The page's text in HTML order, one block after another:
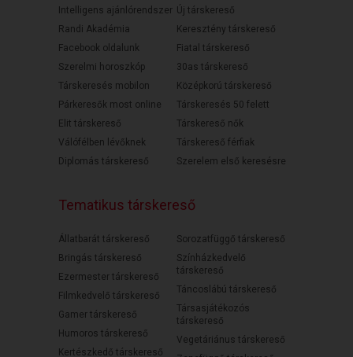
Intelligens ajánlórendszer
Randi Akadémia
Facebook oldalunk
Szerelmi horoszkóp
Társkeresés mobilon
Párkeresők most online
Elit társkereső
Válófélben lévőknek
Diplomás társkereső
Új társkereső
Keresztény társkereső
Fiatal társkereső
30as társkereső
Középkorú társkereső
Társkeresés 50 felett
Társkereső nők
Társkereső férfiak
Szerelem első keresésre
Tematikus társkereső
Állatbarát társkereső
Bringás társkereső
Ezermester társkereső
Filmkedvelő társkereső
Gamer társkereső
Humoros társkereső
Kertészkedő társkereső
Sorozatfüggő társkereső
Színházkedvelő
társkereső
Táncoslábú társkereső
Társasjátékozós
társkereső
Vegetáriánus társkereső